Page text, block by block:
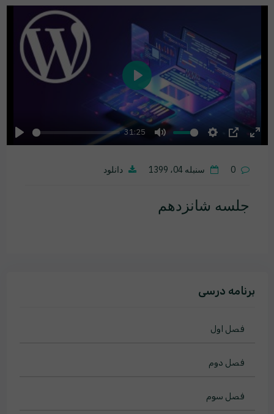
Play
31:25
Mute Settings
PIP
Play
0 سنبله 04، 1399 دانلود
جلسه شانزدهم
برنامه درسی
فصل اول
فصل دوم
فصل سوم